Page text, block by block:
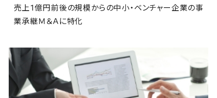
売上1億円前後の規模からの中小・ベンチャー企業の事
業承継Ｍ＆Ａに特化